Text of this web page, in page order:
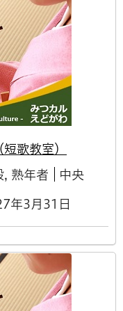
歌教室）
, 熟年者 中央
年3月31日